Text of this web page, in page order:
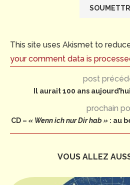
This site uses Akismet to
your comment data is
post
Il aurait 100 ans
prochain
CD – « Wenn ich nur Dir hab » : au
VOUS ALLEZ